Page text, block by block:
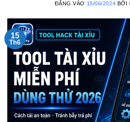
ĐĂNG VÀO 15/06/2024 BỞI
15
Th6